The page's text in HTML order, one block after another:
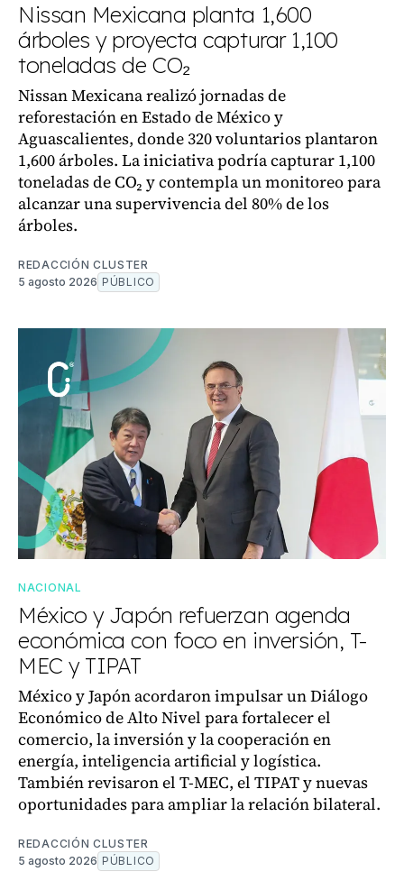
Nissan Mexicana planta 1,600
árboles y proyecta capturar 1,100
toneladas de CO₂
Nissan Mexicana realizó jornadas de
reforestación en Estado de México y
Aguascalientes, donde 320 voluntarios plantaron
1,600 árboles. La iniciativa podría capturar 1,100
toneladas de CO₂ y contempla un monitoreo para
alcanzar una supervivencia del 80% de los
árboles.
REDACCIÓN CLUSTER
5 agosto 2026 PÚBLICO
NACIONAL
México y Japón refuerzan agenda
económica con foco en inversión, T-
MEC y TIPAT
México y Japón acordaron impulsar un Diálogo
Económico de Alto Nivel para fortalecer el
comercio, la inversión y la cooperación en
energía, inteligencia artificial y logística.
También revisaron el T-MEC, el TIPAT y nuevas
oportunidades para ampliar la relación bilateral.
REDACCIÓN CLUSTER
5 agosto 2026 PÚBLICO